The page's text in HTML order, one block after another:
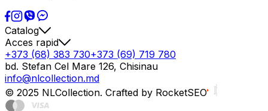
Catalog
Acces rapid
+373 (68) 383 730+373 (69) 719 780
bd. Stefan Cel Mare 126, Chisinau
info@nlcollection.md
© 2025 NLCollection. Crafted by RocketSEO